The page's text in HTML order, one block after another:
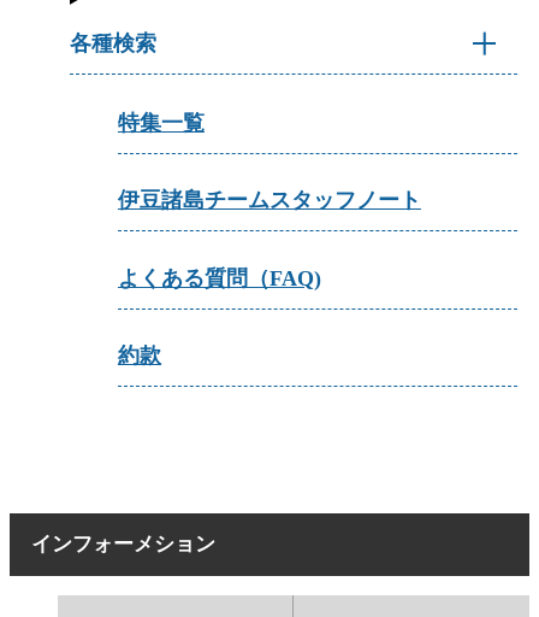
各種検索
特集一覧
伊豆諸島チームスタッフノート
よくある質問（FAQ)
約款
インフォーメション